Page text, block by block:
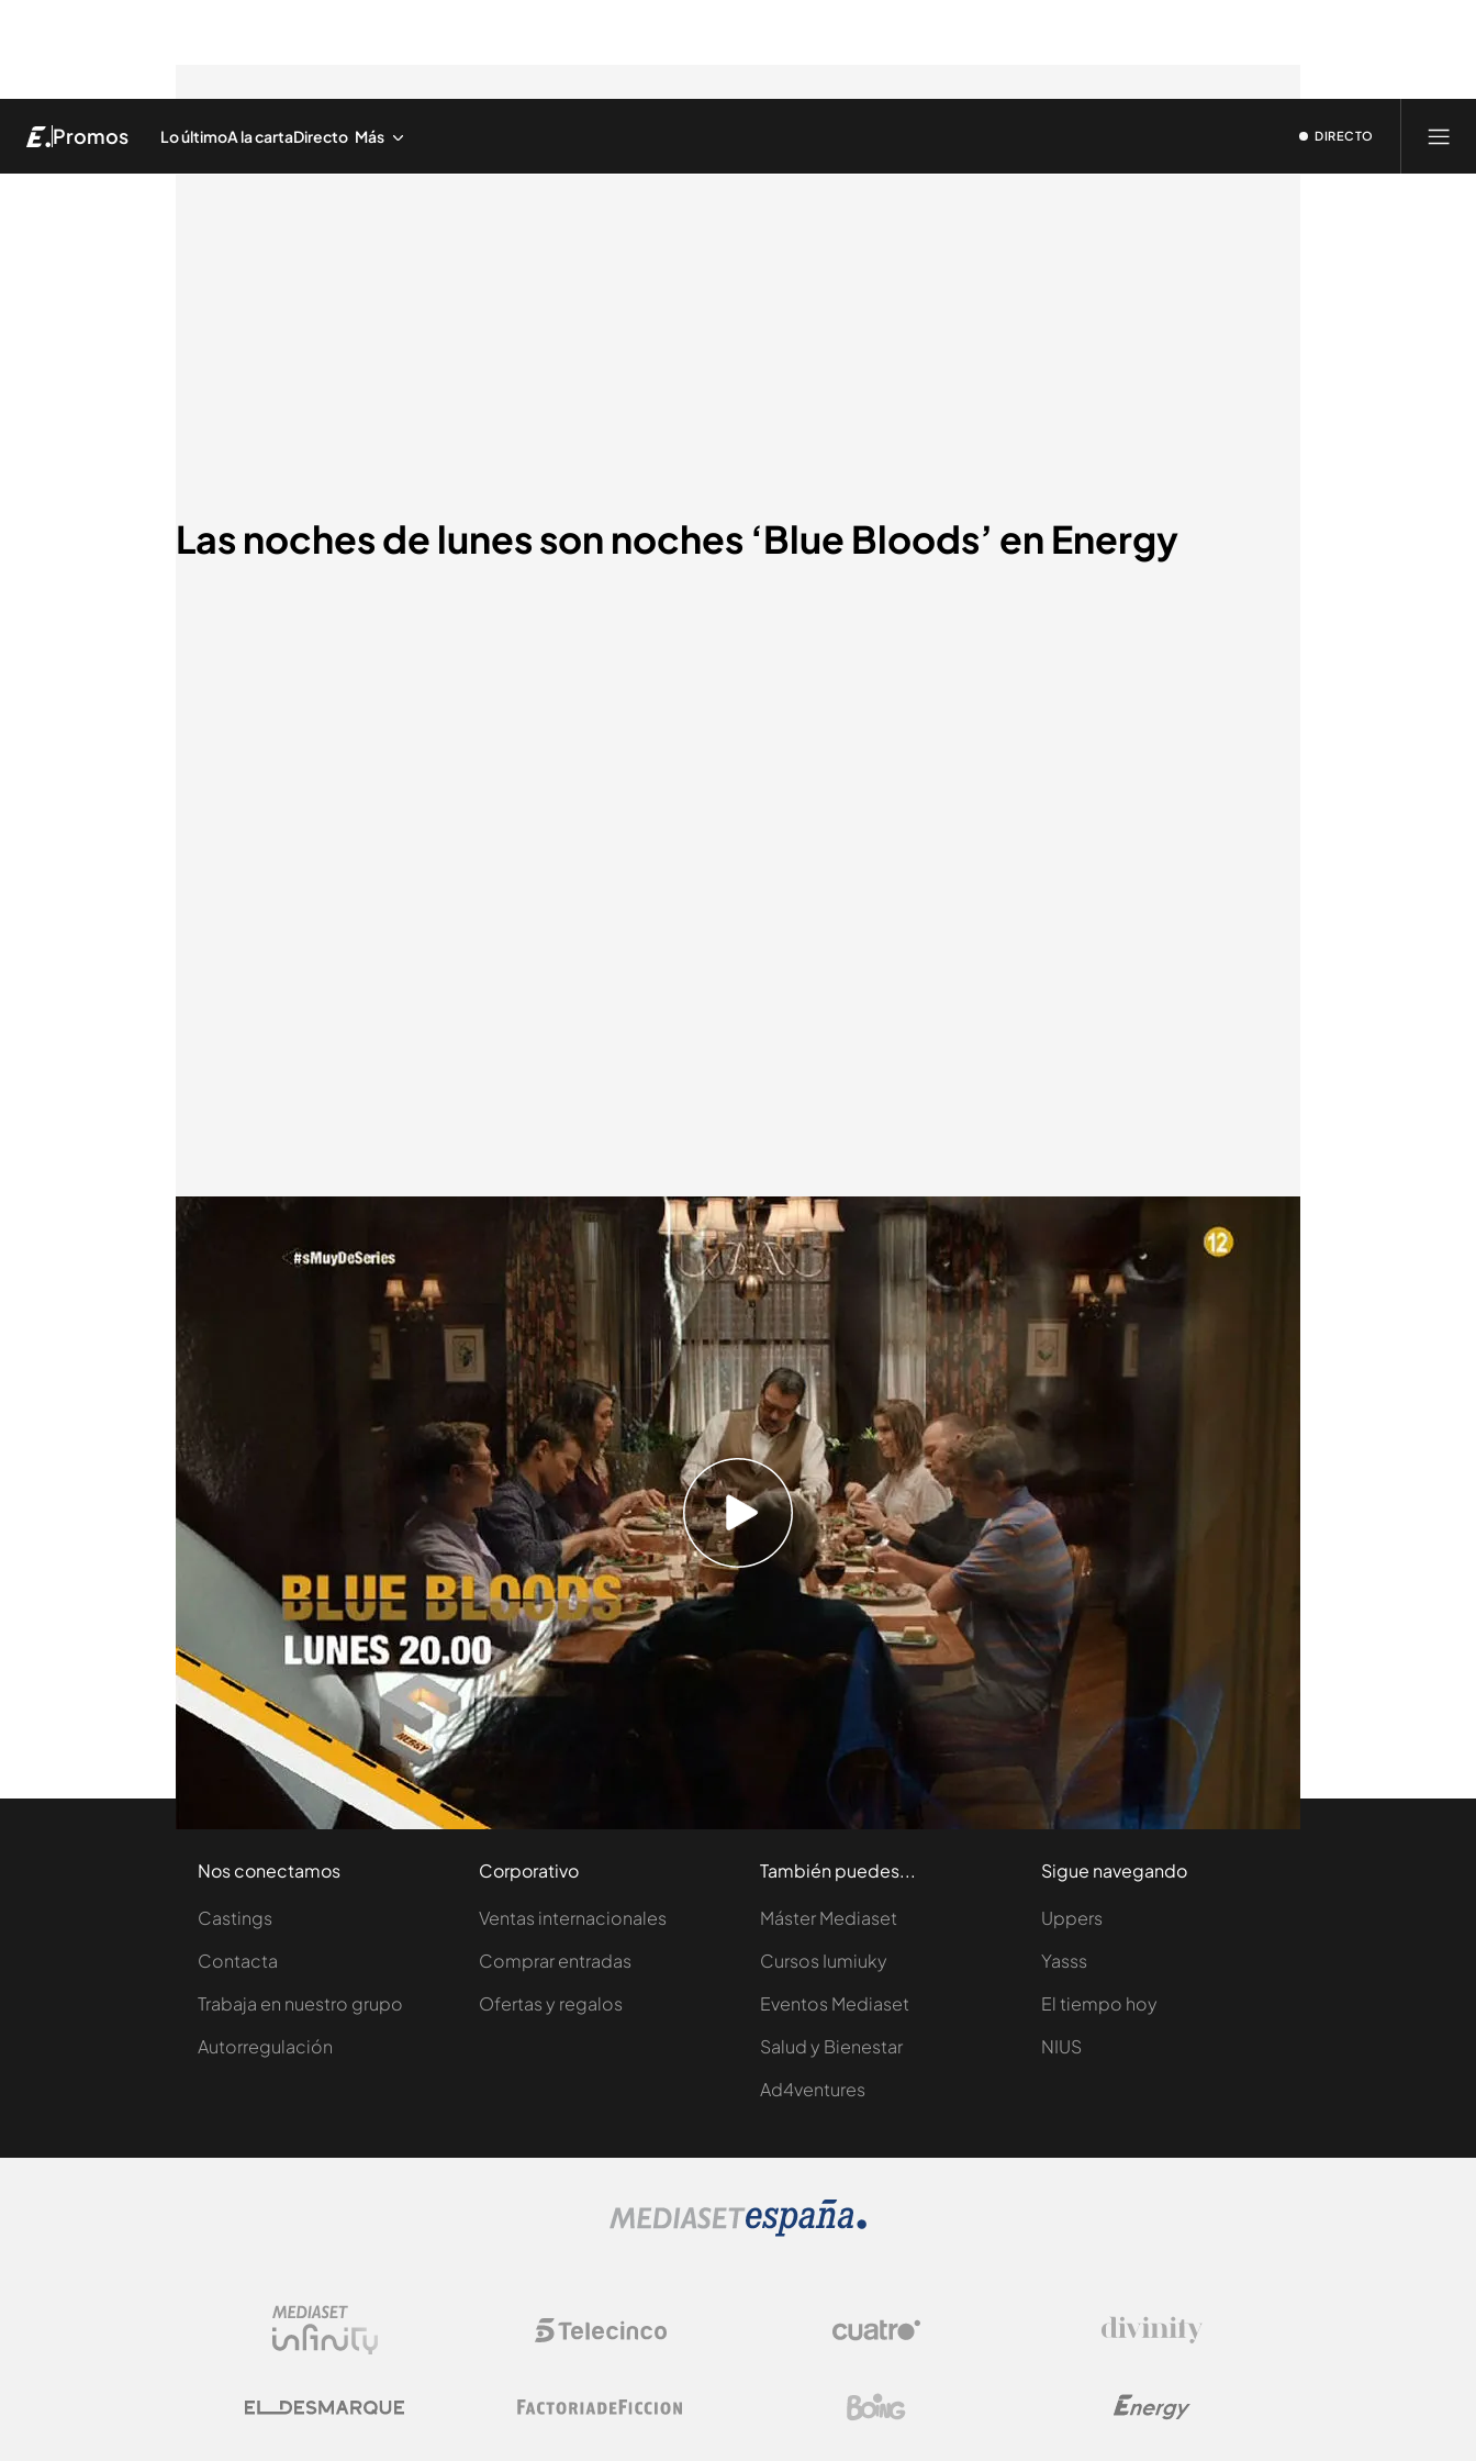
Promos Lo últimoA la cartaDirecto Más DIRECTO
Las noches de lunes son noches ‘Blue Bloods’ en Energy
energy.es
11 JUL 2018 - 11:14h.
A partir de las 20:00 horas, siéntete un miembro más de la familia de
policías y prepárate para combatir el mal de la mano de Frank Reagan y sus
hijos “Para que la gente buena pueda seguir con su vida y pensar de una
manera sana sobre su conciudadano”.
Todos los secretos de las series de Energy
Daniel Reagan (Donnie Wahlberg) el New Kids on the block de ‘Blue
Bloods’
TEMAS Promos
Nos conectamos
Castings
Contacta
Trabaja en nuestro grupo
Autorregulación
Corporativo
Ventas internacionales
Comprar entradas
Ofertas y regalos
También puedes...
Máster Mediaset
Cursos Iumiuky
Eventos Mediaset
Salud y Bienestar
Ad4ventures
Sigue navegando
Uppers
Yasss
El tiempo hoy
NIUS